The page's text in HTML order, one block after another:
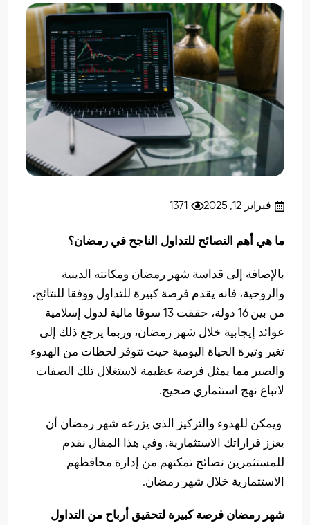
فبراير 12, 2025 1371
ما هي أهم النصائح للتداول الناجح في رمضان؟
بالإضافة إلى قداسة شهر رمضان ومكانته الدينية
والروحية، فانه يقدم فرصة كبيرة للتداول ووفقا للنتائج،
من بين 16 دولة، حققت 13 سوقا مالية لدول إسلامية
عوائد إيجابية خلال شهر رمضان، وربما يرجع ذلك إلى
تغير وتيرة الحياة اليومية حيث تتوفر لحظات من الهدوء
والصبر مما يمثل فرصة عظيمة لاستغلال تلك الصفات
لاتباع نهج استثماري صحيح.
ويمكن للهدوء والتركيز الذي يزرعه شهر رمضان أن
يعزز قراراتك الاستثمارية. وفي هذا المقال نقدم
للمستثمرين نصائح تمكنهم من إدارة محافظهم
الاستثمارية خلال شهر رمضان.
شهر رمضان فرصة كبيرة لتحقيق أرباح من التداول